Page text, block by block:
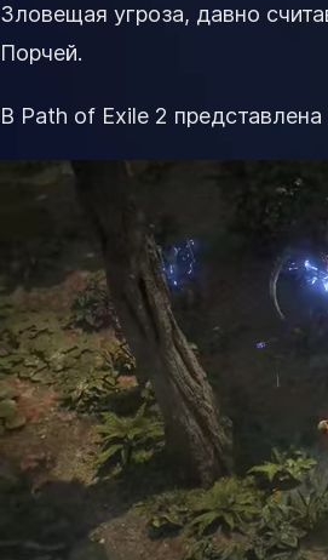
Зловещая угроза, давно
Порчей.
В Path of Exile 2